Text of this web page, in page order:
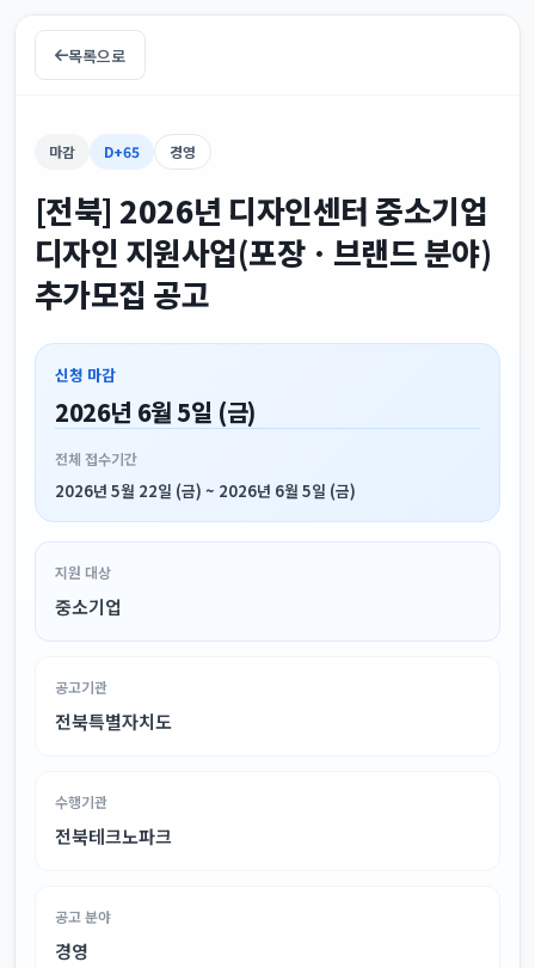
목록으로
마감 D+65 경영
[전북] 2026년 디자인센터 중소기업
디자인 지원사업(포장ㆍ브랜드 분야)
추가모집 공고
신청 마감
2026년 6월 5일 (금)
전체 접수기간
2026년 5월 22일 (금) ~ 2026년 6월 5일 (금)
지원 대상
중소기업
공고기관
전북특별자치도
수행기관
전북테크노파크
공고 분야
경영